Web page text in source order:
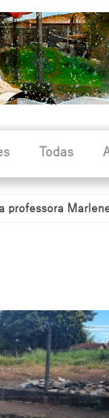
Todas
Guldoni